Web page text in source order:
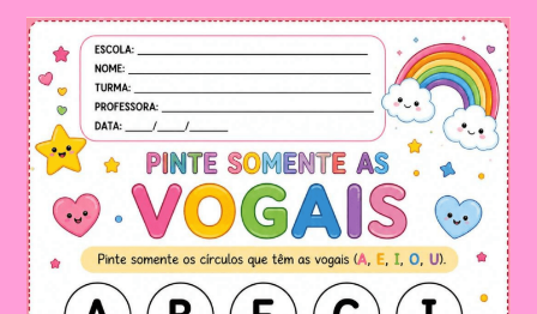
MUSICALIZAÇÃO
QUE
TRANSFORMA
A
APRENDIZAGEM
NA
EDUCAÇÃO
INFANTIL